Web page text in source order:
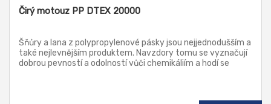
Čirý motouz PP DTEX 20000
Šňůry a lana z polypropylenové pásky jsou nejjednodušším a
také nejlevnějším produktem. Navzdory tomu se vyznačují
dobrou pevností a odolností vůči chemikáliím a hodí se